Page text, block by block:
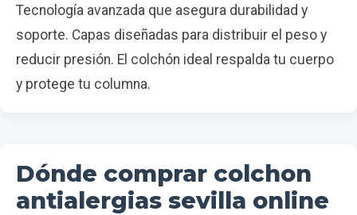
Tecnología avanzada que asegura durabilidad y
soporte. Capas diseñadas para distribuir el peso y
reducir presión. El colchón ideal respalda tu cuerpo
y protege tu columna.
Dónde comprar colchon
antialergias sevilla online